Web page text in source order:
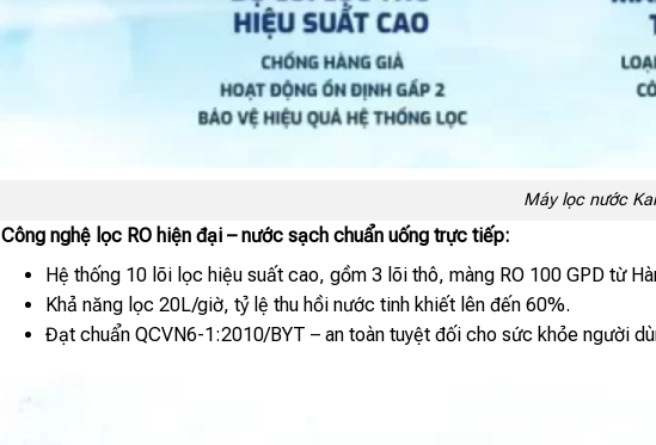
Máy lọc nước
Công nghệ lọc RO hiện đại – nước sạch chuẩn uống trực tiếp:
Hệ thống 10 lõi lọc hiệu suất cao, gồm 3 lõi thô, màng RO 100 GPD từ
Khả năng lọc 20L/giờ, tỷ lệ thu hồi nước tinh khiết lên đến 60%.
Đạt chuẩn QCVN6-1:2010/BYT – an toàn tuyệt đối cho sức khỏe người